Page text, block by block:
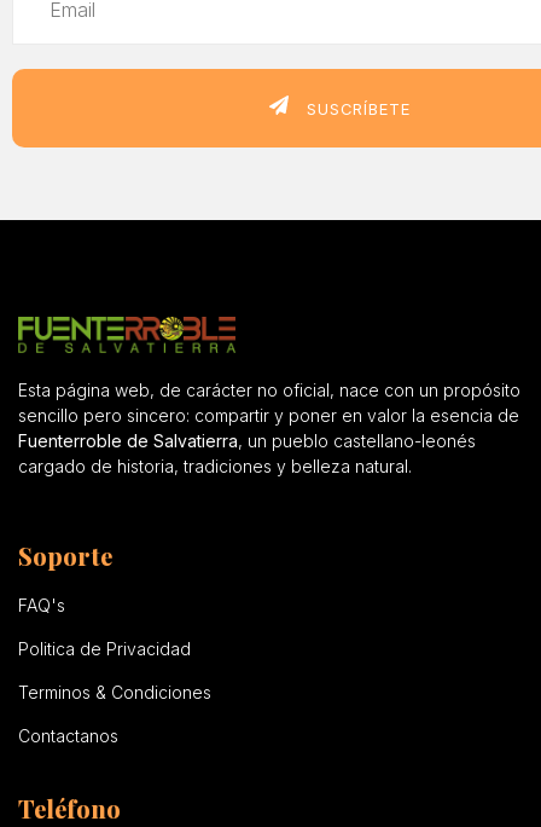
SUSCRÍBETE
Esta página web, de carácter no oficial, nace con un propósito
sencillo pero sincero: compartir y poner en valor la esencia de
Fuenterroble de Salvatierra, un pueblo castellano-leonés
cargado de historia, tradiciones y belleza natural.
Soporte
FAQ's
Politica de Privacidad
Terminos & Condiciones
Contactanos
Teléfono